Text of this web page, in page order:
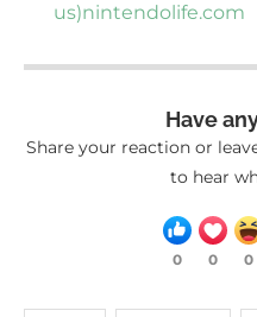
us)nintendolife.com
Have
Share your reaction or
to hear
0 0 0